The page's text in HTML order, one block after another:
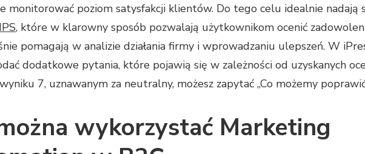
monitorować poziom satysfakcji klientów. Do tego celu idealnie nadają
, które w klarowny sposób pozwalają użytkownikom ocenić
pomagają w analizie działania firmy i wprowadzaniu ulepszeń. W
dodatkowe pytania, które pojawią się w zależności od uzyskanych
7, uznawanym za neutralny, możesz zapytać „Co możemy
wykorzystać Marketing